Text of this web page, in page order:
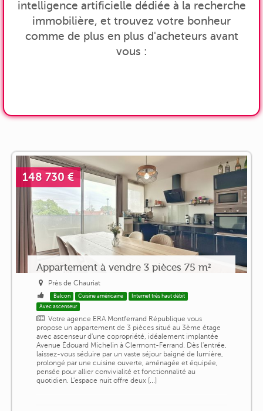
intelligence artificielle dédiée à la recherche
immobilière, et trouvez votre bonheur
comme de plus en plus d'acheteurs avant
vous :
148 730 €
Appartement à vendre 3 pièces 75 m²
Près de Chauriat
Balcon Cuisine américaine
Internet très haut débit
Avec ascenseur
Votre agence ERA Montferrand République vous
propose un appartement de 3 pièces situé au 3ème étage
avec ascenseur d'une copropriété, idéalement implantée
Avenue Édouard Michelin à Clermont-Ferrand. Dès l'entrée,
laissez-vous séduire par un vaste séjour baigné de lumière,
prolongé par une cuisine ouverte, aménagée et équipée,
pensée pour allier convivialité et fonctionnalité au
quotidien. L'espace nuit offre deux [...]